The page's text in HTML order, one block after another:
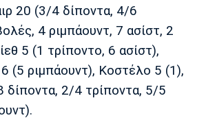
Ερυθρός
Αστέρας
Τότεναμ
20 (3/4 δίποντα, 4/6
4 ριμπάουντ, 7 ασίστ, 2
5 (1 τρίποντο, 6 ασίστ),
(5 ριμπάουντ), Κοστέλο 5 (1),
2/4 τρίποντα, 5/5